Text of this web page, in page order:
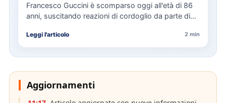
Francesco Guccini è scomparso oggi all'età di 86
anni, suscitando reazioni di cordoglio da parte di
Leggi l'articolo 2 min
Aggiornamenti